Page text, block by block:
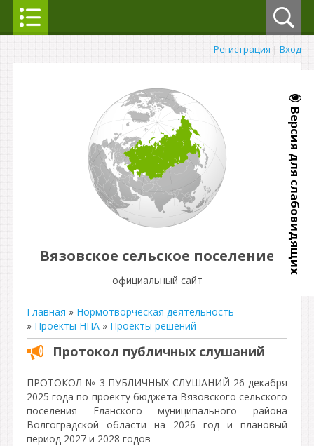
Версия для слабовидящих
Регистрация | Вход
Вязовское сельское поселение
официальный сайт
Главная » Нормотворческая деятельность
» Проекты НПА » Проекты решений
Протокол публичных слушаний
ПРОТОКОЛ № 3 ПУБЛИЧНЫХ СЛУШАНИЙ 26 декабря
2025 года по проекту бюджета Вязовского сельского
поселения Еланского муниципального района
Волгоградской области на 2026 год и плановый
период 2027 и 2028 годов